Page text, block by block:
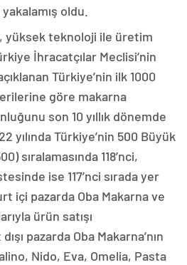
oldu.
yüksek teknoloji ile üretim
İhracatçılar Meclisi’nin
Türkiye’nin ilk 1000
göre makarna
son 10 yıllık dönemde
yılında Türkiye’nin 500 Büyük
sıralamasında 118’nci,
ise 117’nci sırada yer
içi pazarda Oba Makarna ve
ürün satışı
pazarda Oba Makarna’nın
Nido, Eva, Omelia, Pasta